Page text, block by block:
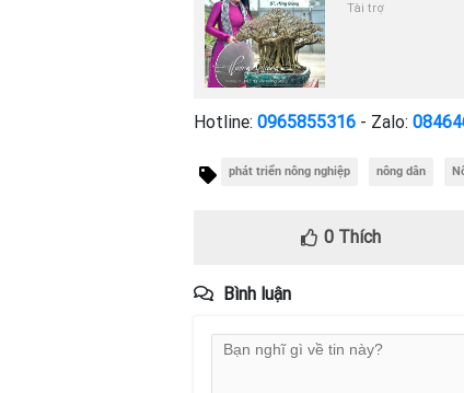
Tài trợ
Hotline: 0965855316 - Zalo:
phát triển nông nghiệp nông dân
0Thích
Bình luận